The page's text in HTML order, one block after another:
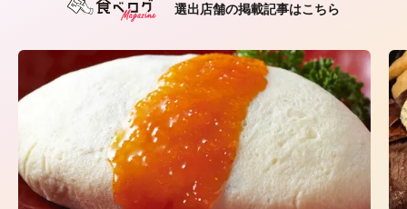
選出店舗の掲載記事はこちら